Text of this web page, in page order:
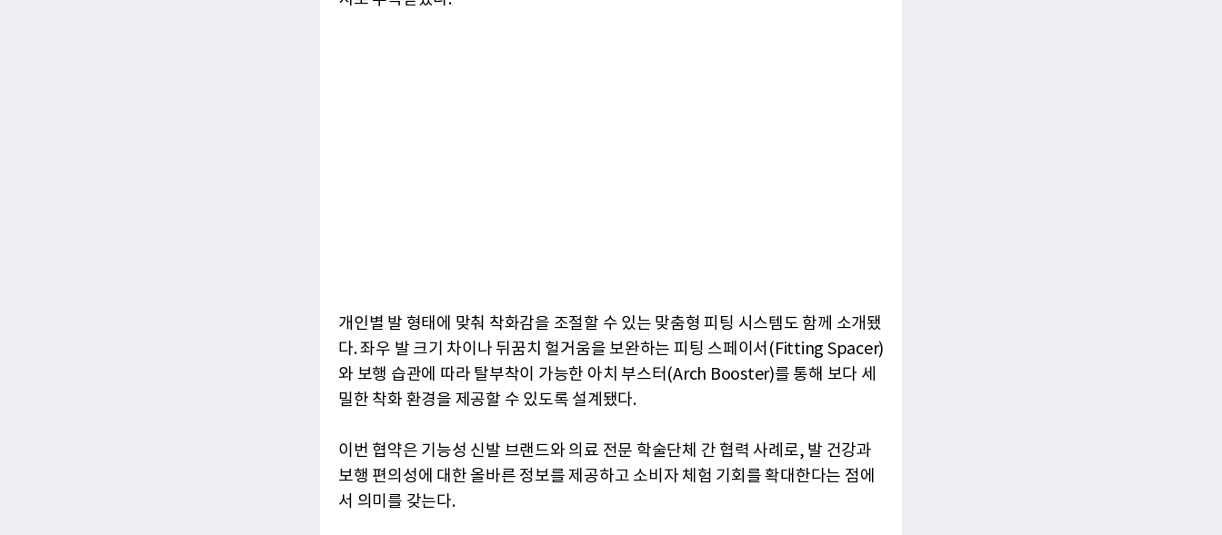
개인별 발 형태에 맞춰 착화감을 조절할 수 있는 맞춤형 피팅 시스템도 함께 소개됐
다. 좌우 발 크기 차이나 뒤꿈치 헐거움을 보완하는 피팅 스페이서(Fitting Spacer)
와 보행 습관에 따라 탈부착이 가능한 아치 부스터(Arch Booster)를 통해 보다 세
밀한 착화 환경을 제공할 수 있도록 설계됐다.
이번 협약은 기능성 신발 브랜드와 의료 전문 학술단체 간 협력 사례로, 발 건강과
보행 편의성에 대한 올바른 정보를 제공하고 소비자 체험 기회를 확대한다는 점에
서 의미를 갖는다.